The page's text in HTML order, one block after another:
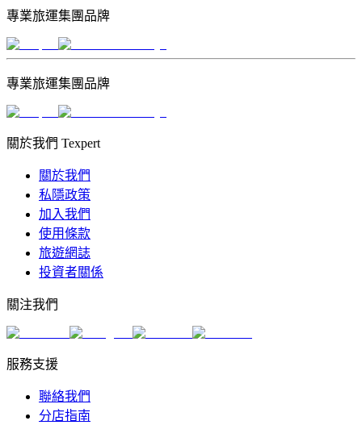
專業旅運集團品牌
專業旅運集團品牌
關於我們 Texpert
關於我們
私隱政策
加入我們
使用條款
旅遊網誌
投資者關係
關注我們
服務支援
聯絡我們
分店指南